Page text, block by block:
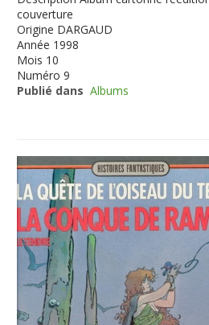
couverture
Origine DARGAUD
Année 1998
Mois 10
Numéro 9
Publié dans Albums